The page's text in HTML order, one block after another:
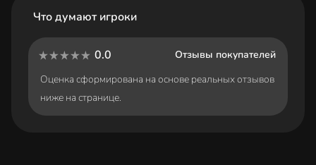
Что думают игроки
0.0
Отзывы покупателей
Оценка сформирована на основе реальных отзывов
ниже на странице.